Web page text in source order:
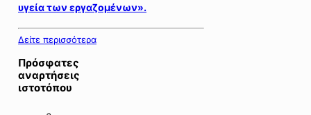
υγεία των εργαζομένων».
Δείτε περισσότερα
Πρόσφατες
αναρτήσεις
ιστοτόπου